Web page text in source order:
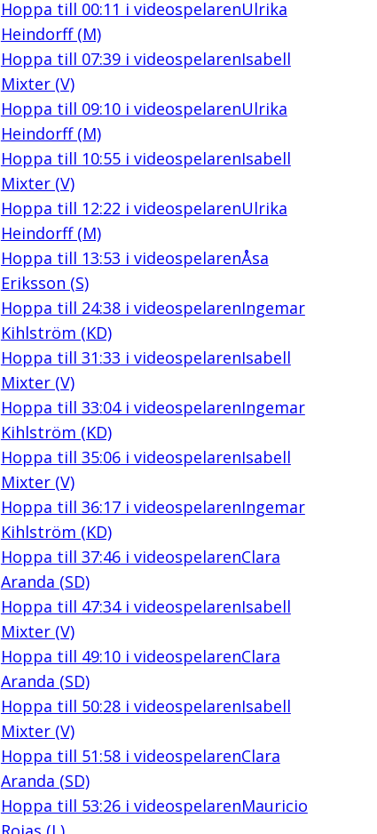
Hoppa till 00:11 i videospelarenUlrika
Heindorff (M)
Hoppa till 07:39i videospelarenIsabell
Mixter (V)
Hoppa till 09:10i videospelarenUlrika
Heindorff (M)
Hoppa till 10:55i videospelarenIsabell
Mixter (V)
Hoppa till 12:22 i videospelarenUlrika
Heindorff (M)
Hoppa till 13:53 i videospelarenÅsa
Eriksson (S)
Hoppa till 24:38i videospelarenIngemar
Kihlström (KD)
Hoppa till 31:33 i videospelarenIsabell
Mixter (V)
Hoppa till 33:04i videospelarenIngemar
Kihlström (KD)
Hoppa till 35:06i videospelarenIsabell
Mixter (V)
Hoppa till 36:17i videospelarenIngemar
Kihlström (KD)
Hoppa till 37:46i videospelarenClara
Aranda (SD)
Hoppa till 47:34i videospelarenIsabell
Mixter (V)
Hoppa till 49:10i videospelarenClara
Aranda (SD)
Hoppa till 50:28i videospelarenIsabell
Mixter (V)
Hoppa till 51:58i videospelarenClara
Aranda (SD)
Hoppa till 53:26i videospelarenMauricio